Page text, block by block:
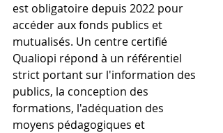
est obligatoire depuis 2022 pour
accéder aux fonds publics et
mutualisés. Un centre certifié
Qualiopi répond à un référentiel
strict portant sur l'information des
publics, la conception des
formations, l'adéquation des
moyens pédagogiques et